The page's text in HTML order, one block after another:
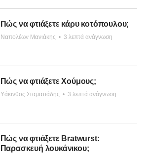
Πώς να φτιάξετε κάρυ κοτόπουλου;
Ναπολέων Μανιάκης • 3 λεπτά ανάγνωση
Πώς να φτιάξετε Χούμους;
Υάκινθος Σταματιάδης • 3 λεπτά ανάγνωση
Πώς να φτιάξετε Bratwurst:
Παρασκευή λουκάνικου;